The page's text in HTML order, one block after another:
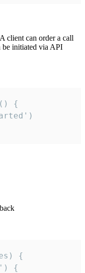
client can order a call
be initiated via API
{
{
{